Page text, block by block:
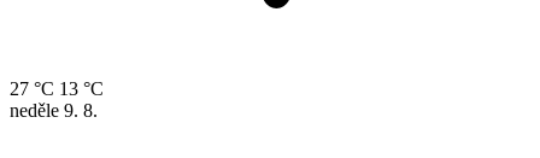
27 °C 13 °C
neděle 9. 8.